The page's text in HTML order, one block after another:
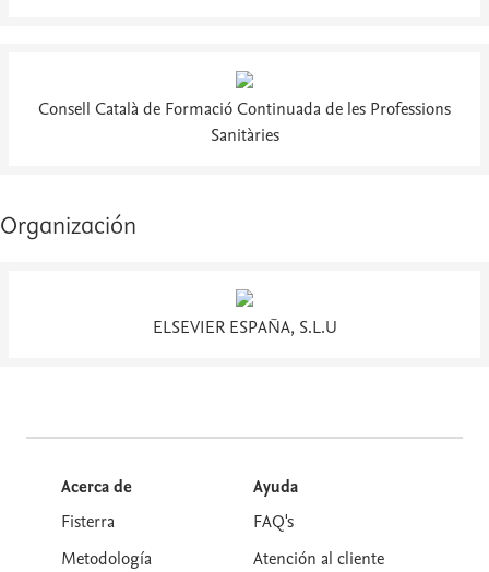
Consell Català de Formació Continuada de les Professions
Sanitàries
Organización
ELSEVIER ESPAÑA, S.L.U
Acerca de
Fisterra
Metodología
Ayuda
FAQ's
Atención al cliente